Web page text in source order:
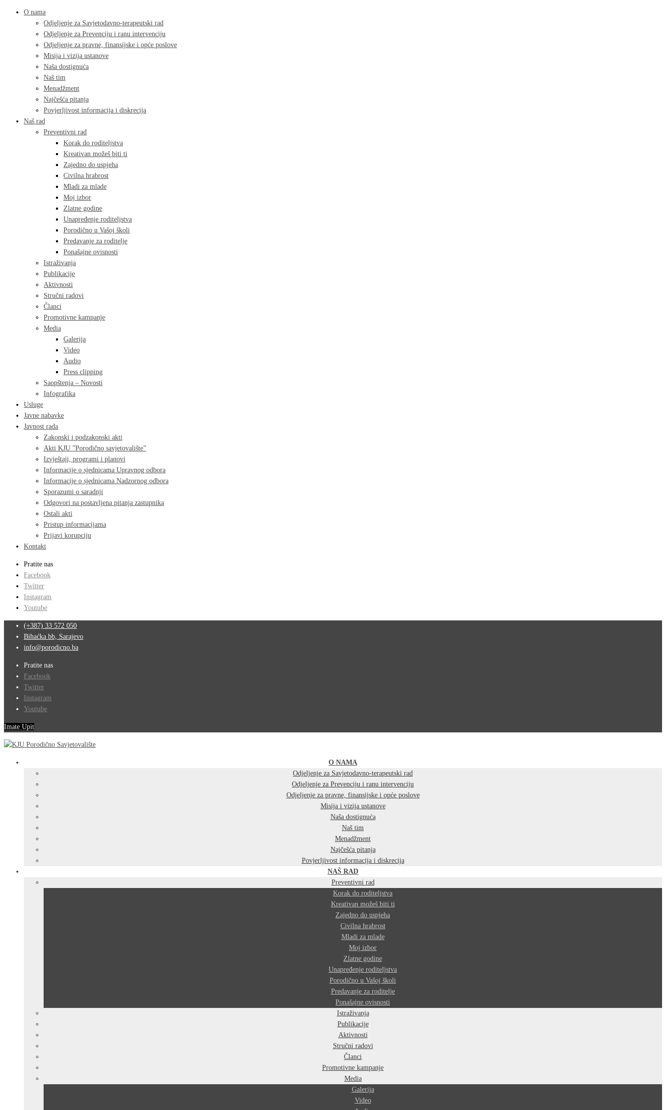
O nama
Odjeljenje za Savjetodavno-terapeutski rad
Odjeljenje za Prevenciju i ranu intervenciju
Odjeljenje za pravne, finansijske i opće poslove
Misija i vizija ustanove
Naša dostignuća
Naš tim
Menadžment
Najčešća pitanja
Povjerljivost informacija i diskrecija
Naš rad
Preventivni rad
Korak do roditeljstva
Kreativan možeš biti ti
Zajedno do uspjeha
Civilna hrabrost
Mladi za mlade
Moj izbor
Zlatne godine
Unapređenje roditeljstva
Porodično u Vašoj školi
Predavanje za roditelje
Ponašajne ovisnosti
Istraživanja
Publikacije
Aktivnosti
Stručni radovi
Članci
Promotivne kampanje
Media
Galerija
Video
Audio
Press clipping
Saopštenja – Novosti
Infografika
Usluge
Javne nabavke
Javnost rada
Zakonski i podzakonski akti
Akti KJU ”Porodično savjetovalište”
Izvještaji, programi i planovi
Informacije o sjednicama Upravnog odbora
Informacije o sjednicama Nadzornog odbora
Sporazumi o saradnji
Odgovori na postavljena pitanja zastupnika
Ostali akti
Pristup informacijama
Prijavi korupciju
Kontakt
Pratite nas
Facebook
Twitter
Instagram
Youtube
(+387) 33 572 050
Bihaćka bb, Sarajevo
info@porodicno.ba
Pratite nas
Facebook
Twitter
Instagram
Youtube
Imate Upit
O NAMA
Odjeljenje za Savjetodavno-terapeutski rad
Odjeljenje za Prevenciju i ranu intervenciju
Odjeljenje za pravne, finansijske i opće poslove
Misija i vizija ustanove
Naša dostignuća
Naš tim
Menadžment
Najčešća pitanja
Povjerljivost informacija i diskrecija
NAŠ RAD
Preventivni rad
Korak do roditeljstva
Kreativan možeš biti ti
Zajedno do uspjeha
Civilna hrabrost
Mladi za mlade
Moj izbor
Zlatne godine
Unapređenje roditeljstva
Porodično u Vašoj školi
Predavanje za roditelje
Ponašajne ovisnosti
Istraživanja
Publikacije
Aktivnosti
Stručni radovi
Članci
Promotivne kampanje
Media
Galerija
Video